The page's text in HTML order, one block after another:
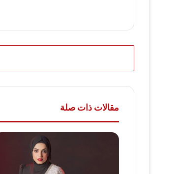
مقالات ذات صلة